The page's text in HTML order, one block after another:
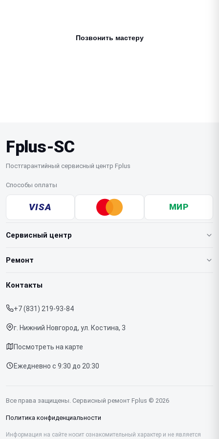
Позвонить мастеру
Fplus-SC
Постгарантийный сервисный центр Fplus
Способы оплаты
VISA МИР
Сервисный центр
О нашем сервисе
Срочный ремонт
Доставка и способы оплаты
Диагностика
Контакты
Ремонт
Ноутбуков
Контакты
+7 (831) 219-93-84
г. Нижний Новгород, ул. Костина, 3
Посмотреть на карте
Ежедневно с 9:30 до 20:30
Все права защищены. Сервисный ремонт Fplus © 2026
Политика конфиденциальности
Информация на сайте носит ознакомительный характер и не является